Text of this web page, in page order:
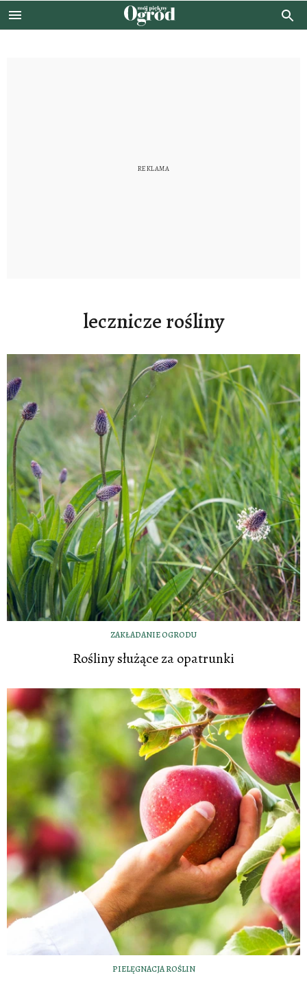
lecznicze rośliny
ZAKŁADANIE OGRODU
Rośliny służące za opatrunki
PIELĘGNACJA ROŚLIN